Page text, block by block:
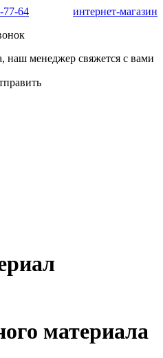
интернет-магазин
77-64
наш менеджер свяжется с вами
материала